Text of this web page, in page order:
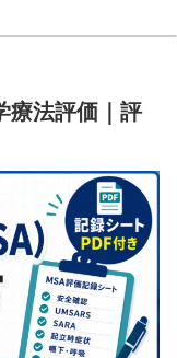
療法評価｜評